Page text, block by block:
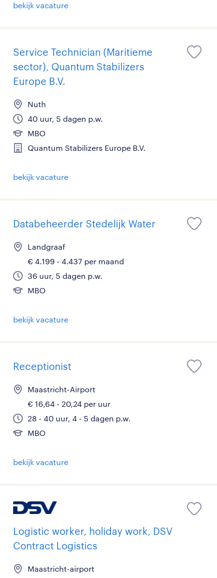
bekijk vacature
Service Technician (Maritieme
sector), Quantum Stabilizers
Europe B.V.
Nuth
40 uur, 5 dagen p.w.
MBO
Quantum Stabilizers Europe B.V.
bekijk vacature
Databeheerder Stedelijk Water
Landgraaf
€ 4.199 - 4.437 per maand
36 uur, 5 dagen p.w.
MBO
bekijk vacature
Receptionist
Maastricht-Airport
€ 16,64 - 20,24 per uur
28 - 40 uur, 4 - 5 dagen p.w.
MBO
bekijk vacature
Logistic worker, holiday work, DSV
Contract Logistics
Maastricht-airport